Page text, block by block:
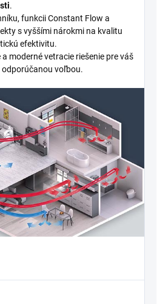
.
funkcii Constant Flow a
s vyššími nárokmi na kvalitu
efektivitu.
moderné vetracie riešenie pre váš
odporúčanou voľbou.